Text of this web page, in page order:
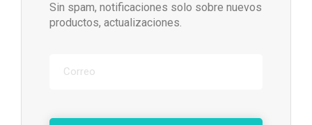
Sin spam, notificaciones solo sobre nuevos
productos, actualizaciones.